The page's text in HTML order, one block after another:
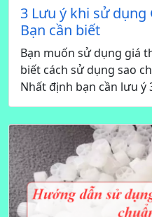
3 Lưu ý khi sử dụng
Bạn cần biết
Bạn muốn sử dụng giá
biết cách sử dụng sao
Nhất định bạn cần lưu ý